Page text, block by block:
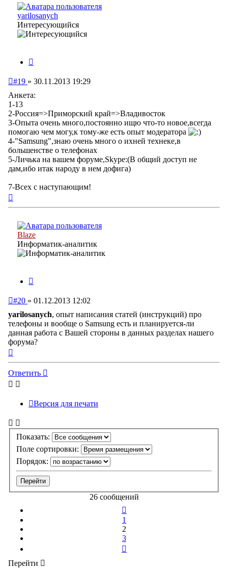
yarilosanych
Интересующийся
Непрочитанное
#19 » 30.11.2013 19:29
Анкета:
1-13
2-Россия=>Приморский край=>Владивосток
3-Опыта очень много,постоянно ищю что-то новое,всегда
помогаю чем могу,к тому-же есть опыт модератора
4-"Samsung",знаю очень много о ихней технеке,в
большенстве о телефонах
5-Личька на вашем форуме,Skype:(В общий доступ не
дам,ибо итак народу в нем дофига)
7-Всех с наступающим!
Blaze
Информатик-аналитик
Непрочитанное
#20 » 01.12.2013 12:02
yarilosanych, опыт написания статей (инструкций) про
телефоны и вообще о Samsung есть и планируется-ли
данная работа с Вашей стороны в данных разделах нашего
форума?
началу
Ответить
Версия для печати
Показать:
Поле сортировки:
Порядок:
26 сообщений
1
2
3
Перейти